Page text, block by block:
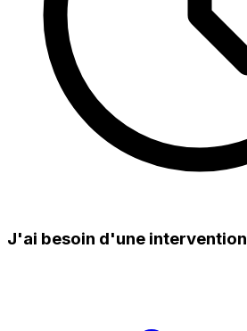
J'ai besoin d'une intervention